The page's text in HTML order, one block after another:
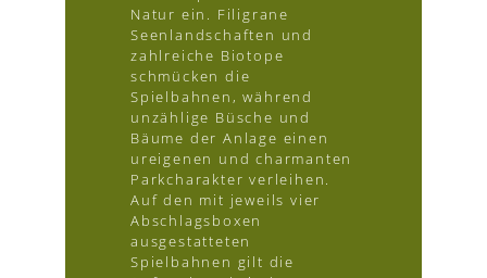
Natur ein. Filigrane
Seenlandschaften und
zahlreiche Biotope
schmücken die
Spielbahnen, während
unzählige Büsche und
Bäume der Anlage einen
ureigenen und charmanten
Parkcharakter verleihen.
Auf den mit jeweils vier
Abschlagsboxen
ausgestatteten
Spielbahnen gilt die